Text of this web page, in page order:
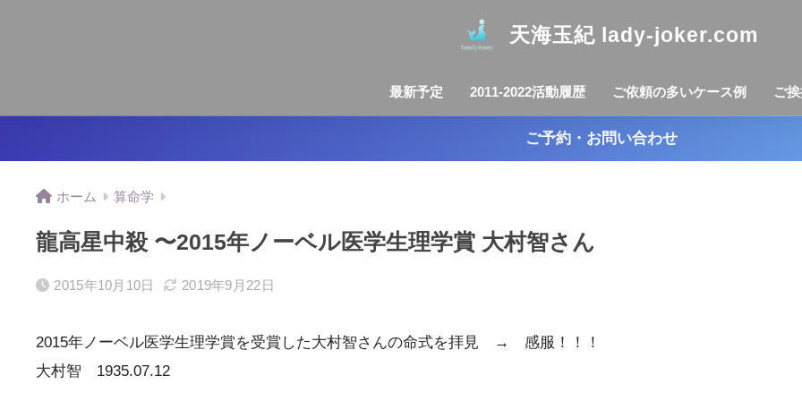
天海玉紀 lady-joker.com
最新予定 2011-2022活動履歴 ご依頼の多いケース例 ご
ご予約・お問い合わせ
ホーム 算命学
龍高星中殺 〜2015年ノーベル医学生理学賞 大村智さん
2015年10月10日 2019年9月22日
2015年ノーベル医学生理学賞を受賞した大村智さんの命式を拝見 → 感服！！！
大村智 1935.07.12